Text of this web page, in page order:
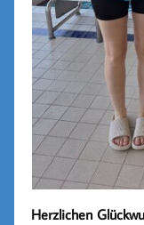
Herzlichen